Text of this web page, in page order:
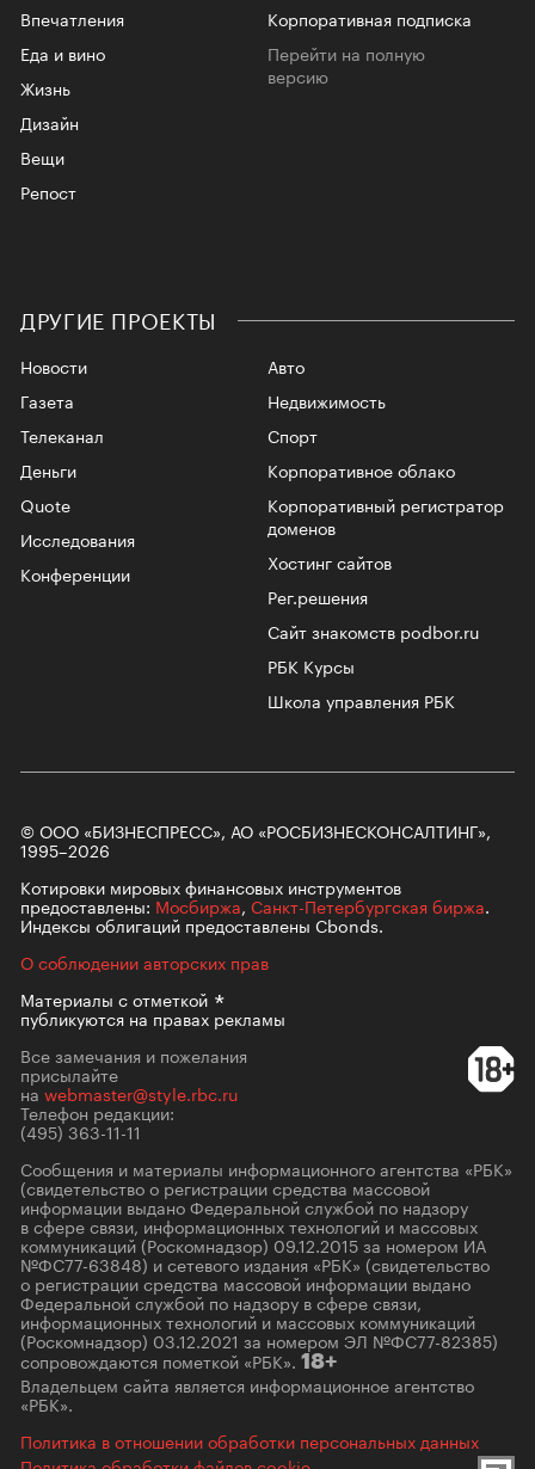
Впечатления
Еда и вино
Жизнь
Дизайн
Вещи
Репост
Корпоративная подписка
Перейти на полную
версию
ДРУГИЕ ПРОЕКТЫ
Новости
Газета
Телеканал
Авто
Недвижимость
Спорт
Корпоративное облако
Корпоративный регистратор
доменов
Хостинг сайтов
Рег.решения
Сайт знакомств podbor.ru
РБК Курсы
Школа управления РБК
Деньги
Quote
Исследования
Конференции
© ООО «БИЗНЕСПРЕСС», АО «РОСБИЗНЕСКОНСАЛТИНГ»,
1995–2026
Котировки мировых финансовых инструментов
предоставлены: Мосбиржа, Санкт-Петербургская биржа.
Индексы облигаций предоставлены Cbonds.
О соблюдении авторских прав
Материалы сотметкой
публикуются на правах рекламы
Все замечания и пожелания
присылайте
на webmaster@style.rbc.ru
Телефон редакции:
(495) 363-11-11
Сообщения и материалы информационного агентства «РБК»
(свидетельство о регистрации средства массовой
информации выдано Федеральной службой по надзору
в сфере связи, информационных технологий и массовых
коммуникаций (Роскомнадзор) 09.12.2015 за номером ИА
№ФС77-63848) и сетевого издания «РБК» (свидетельство
о регистрации средства массовой информации выдано
Федеральной службой по надзору в сфере связи,
информационных технологий и массовых коммуникаций
(Роскомнадзор) 03.12.2021 за номером ЭЛ №ФС77-82385)
сопровождаются пометкой «РБК». 18+
Владельцем сайта является информационное агентство
«РБК».
Политика в отношении обработки персональных данных